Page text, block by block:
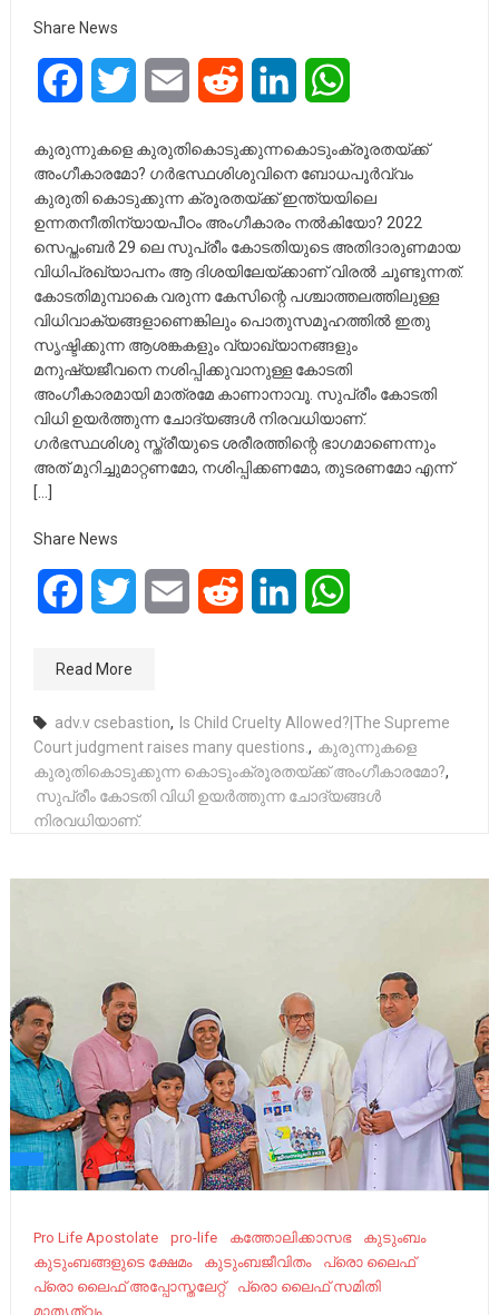
Share News
FacebookTwitter Email Reddit LinkedIn
കുരുന്നുകളെ കുരുതികൊടുക്കുന്നകൊടുംക്രൂരതയ്ക്ക്
അംഗീകാരമോ? ഗര്‍ഭസ്ഥശിശുവിനെ ബോധപൂര്‍വ്വം
കുരുതി കൊടുക്കുന്ന ക്രൂരതയ്ക്ക് ഇന്ത്യയിലെ
ഉന്നതനീതിന്യായപീഠം അംഗീകാരം നല്‍കിയോ? 2022
സെപ്തംബര്‍ 29 ലെ സുപ്രീം കോടതിയുടെ അതിദാരുണമായ
വിധിപ്രഖ്യാപനം ആ ദിശയിലേയ്ക്കാണ് വിരല്‍ ചൂണ്ടുന്നത്.
കോടതിമുമ്പാകെ വരുന്ന കേസിന്റെ പശ്ചാത്തലത്തിലുള്ള
വിധിവാക്യങ്ങളാണെങ്കിലും പൊതുസമൂഹത്തില്‍ ഇതു
സൃഷ്ടിക്കുന്ന ആശങ്കകളും വ്യാഖ്യാനങ്ങളും
മനുഷ്യജീവനെ നശിപ്പിക്കുവാനുള്ള കോടതി
അംഗീകാരമായി മാത്രമേ കാണാനാവൂ. സുപ്രീം കോടതി
വിധി ഉയര്‍ത്തുന്ന ചോദ്യങ്ങള്‍ നിരവധിയാണ്.
ഗര്‍ഭസ്ഥശിശു സ്ത്രീയുടെ ശരീരത്തിന്റെ ഭാഗമാണെന്നും
അത് മുറിച്ചുമാറ്റണമോ, നശിപ്പിക്കണമോ, തുടരണമോ എന്ന്
[…]
Share News
FacebookTwitter Email Reddit LinkedIn
Read More
adv.v csebastion, Is Child Cruelty Allowed?|The Supreme
Court judgment raises many questions., കുരുന്നുകളെ
കുരുതികൊടുക്കുന്ന കൊടുംക്രൂരതയ്ക്ക് അംഗീകാരമോ?,
സുപ്രീം കോടതി വിധി ഉയര്‍ത്തുന്ന ചോദ്യങ്ങള്‍
നിരവധിയാണ്.
Pro Life Apostolate pro-life കത്തോലിക്കാസഭ
കുടുംബം
കുടുംബങ്ങളുടെ ക്ഷേമം
കുടുംബജീവിതം
പ്രൊ ലൈഫ്
പ്രൊ ലൈഫ് അപ്പോസ്തലേറ്റ്
പ്രൊ ലൈഫ് സമിതി
മാതൃത്വം